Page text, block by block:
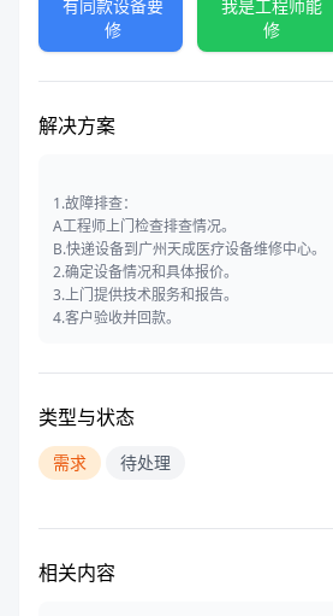
有同款设备要
修
我是工程师能
修
解决方案
1.故障排查：
A工程师上门检查排查情况。
B.快递设备到广州天成医疗设备维修中心。
2.确定设备情况和具体报价。
3.上门提供技术服务和报告。
4.客户验收并回款。
类型与状态
需求 待处理
相关内容